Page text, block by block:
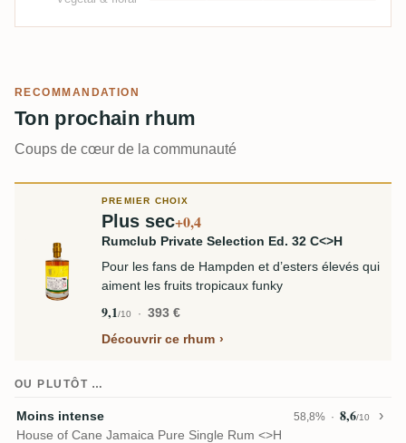
RECOMMANDATION
Ton prochain rhum
Coups de cœur de la communauté
PREMIER CHOIX
Plus sec+0,4
Rumclub Private Selection Ed. 32 C<>H
Pour les fans de Hampden et d’esters élevés qui
aiment les fruits tropicaux funky
9,1/10
393 €
Découvrir ce rhum
OU PLUTÔT …
Moins intense 58,8% 8,6/10
House of Cane Jamaica Pure Single Rum <>H